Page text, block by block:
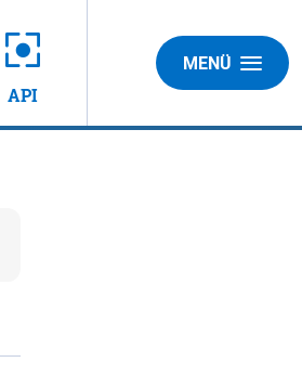
API
MENÜ